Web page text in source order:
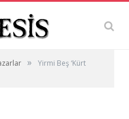
»
Yirmi Beş ‘Kürt